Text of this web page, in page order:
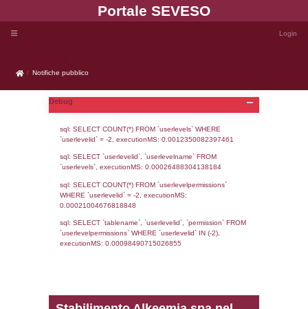
Portale
Notifiche pubblico
Notifiche pubblico
Debug
sql: SELECT COUNT(*) FROM `userlevels`
sql: SELECT `userlevelid`, `userlevelname`